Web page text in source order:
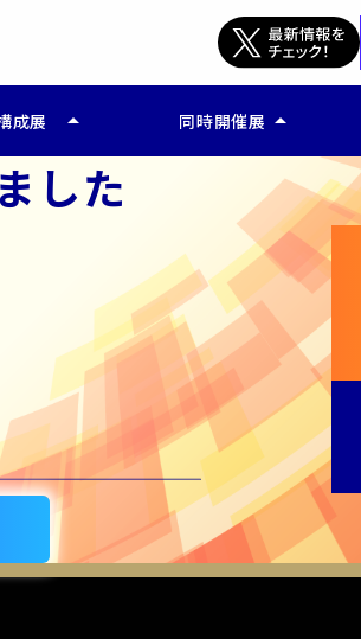
成展 arrow_drop_up
ー 販促支援 Week
ー 広告支援 EXPO
ー 営業支援 Week
ー フロントオフィス業務改革 EXPO
同時開催展 arrow_drop_up
バックオフィス World
した